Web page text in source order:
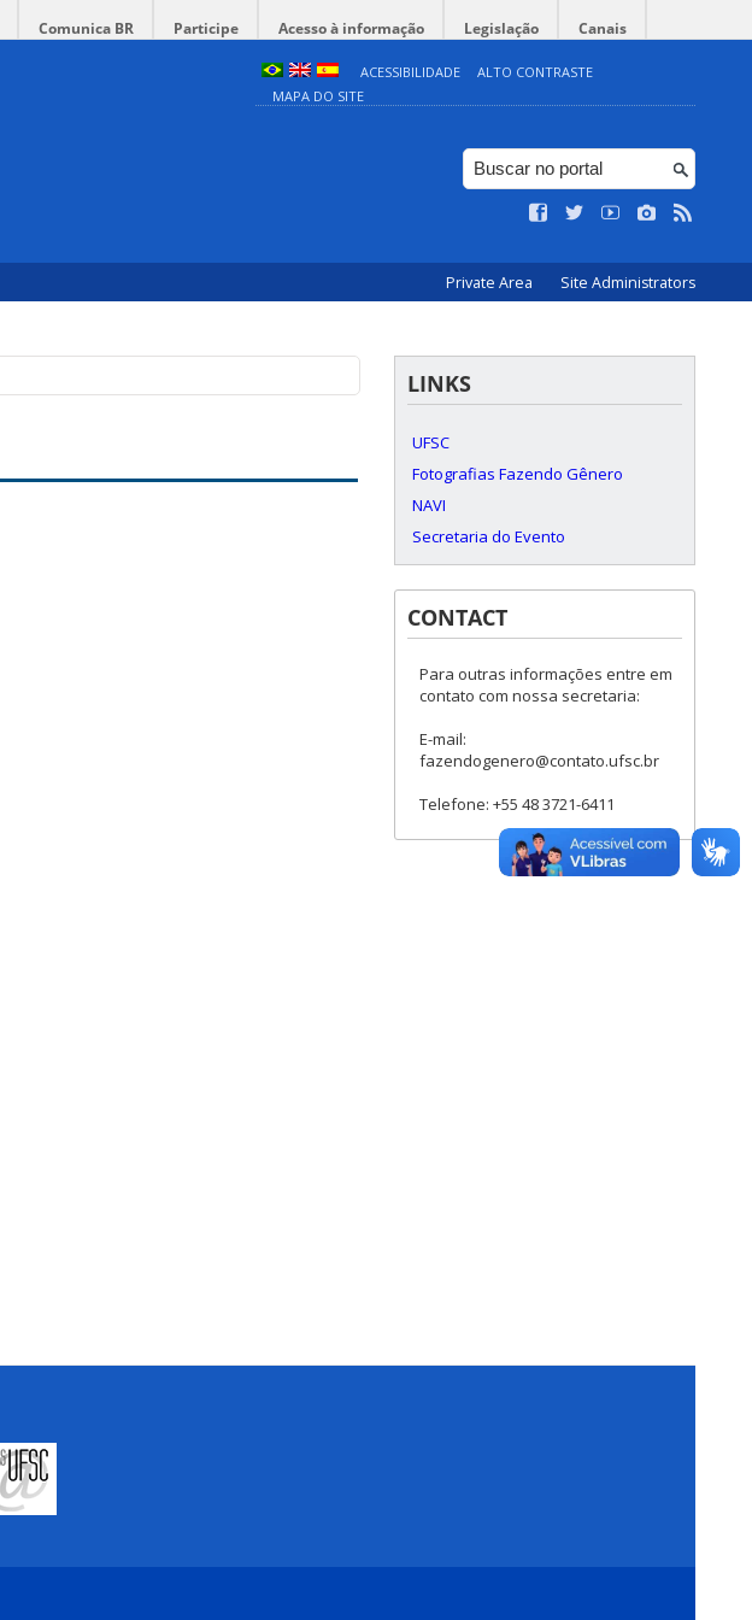
Comunica BR Participe Acesso à informação Legislação Canais
ACESSIBILIDADE
ALTO CONTRASTE
MAPA DO SITE
Private Area Site Administrators
LINKS
UFSC
Fotografias Fazendo Gênero
NAVI
Secretaria do Evento
CONTACT
Para outras informações entre em
contato com nossa secretaria:
E-mail:
fazendogenero@contato.ufsc.br
Telefone: +55 48 3721-6411